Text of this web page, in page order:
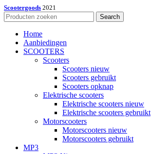
Scootergoods 2021
Search
Home
Aanbiedingen
SCOOTERS
Scooters
Scooters nieuw
Scooters gebruikt
Scooters opknap
Elektrische scooters
Elektrische scooters nieuw
Elektrische scooters gebruikt
Motorscooters
Motorscooters nieuw
Motorscooters gebruikt
MP3